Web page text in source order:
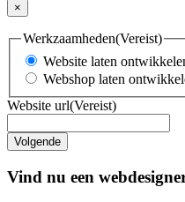
×
Werkzaamheden(Vereist)
Website laten
Webshop laten
Website url(Vereist)
Vind nu een